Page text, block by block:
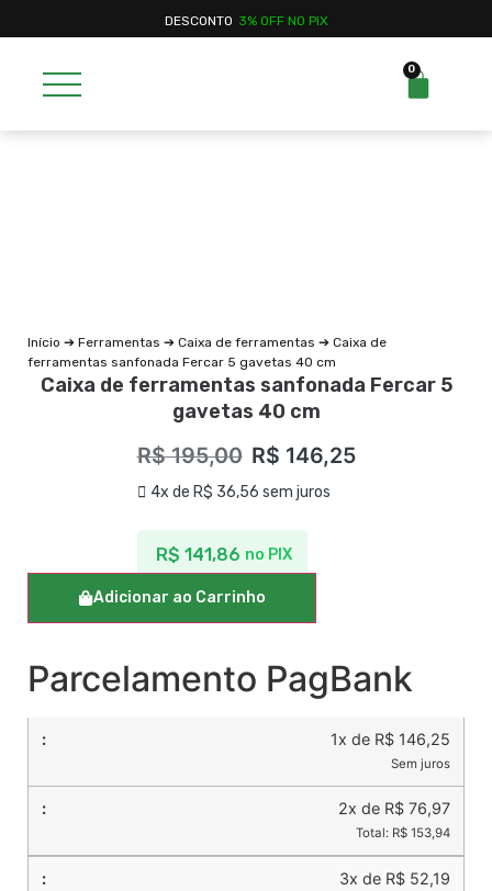
DESCONTO 3% OFF NO PIX
0
Início ➔ Ferramentas ➔ Caixa de ferramentas ➔ Caixa de
ferramentas sanfonada Fercar 5 gavetas 40 cm
Caixa de ferramentas sanfonada Fercar 5
gavetas 40 cm
R$195,00 R$ 146,25
4x de R$ 36,56 sem juros
R$ 141,86 no PIX
Adicionar ao Carrinho
Parcelamento PagBank
1x de R$ 146,25
Sem juros
2x de R$ 76,97
Total: R$ 153,94
3x de R$ 52,19